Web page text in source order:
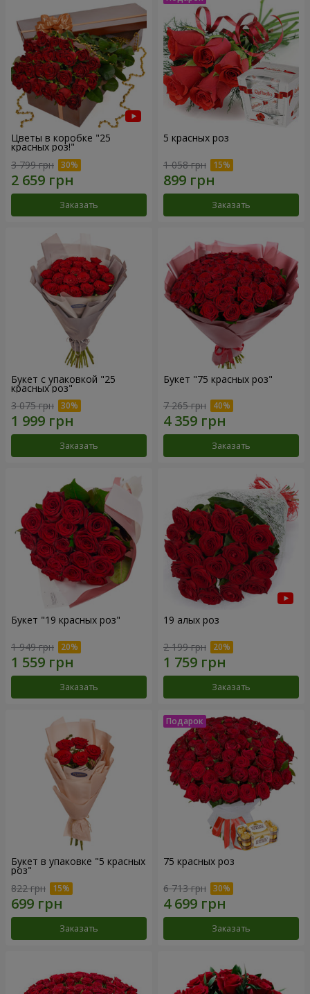
Цветы в коробке "25
красных роз!"
3 799 грн
Заказать
5 красных роз
1 058 грн
Заказать
Букет с упаковкой "25
красных роз"
3 075 грн
Заказать
Букет "75 красных роз"
7 265 грн
Заказать
Букет "19 красных роз"
1 949 грн
Заказать
19 алых роз
2 199 грн
Заказать
Букет в упаковке "5 красных
роз"
822 грн
Заказать
75 красных роз
6 713 грн
Заказать